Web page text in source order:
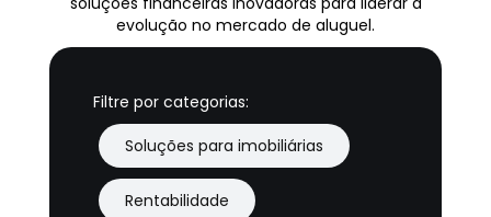
evolução no mercado de aluguel.
Filtre por categorias:
Soluções para imobiliárias
Rentabilidade